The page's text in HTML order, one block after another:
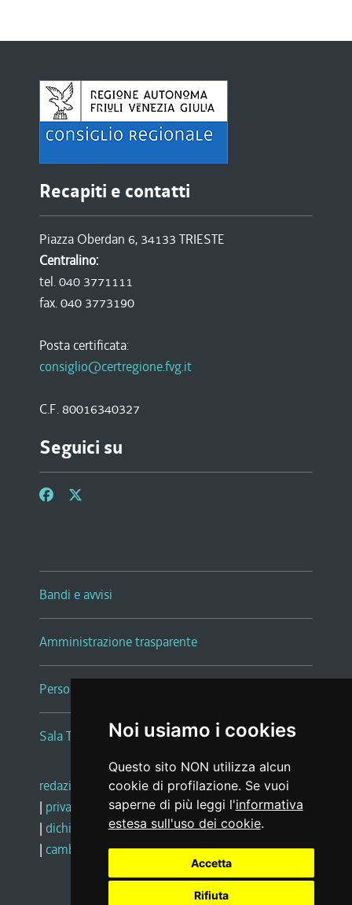
Noi usiamo i cookies
Questo sito NON utilizza alcun
cookie di profilazione. Se vuoi
saperne di più leggi l'informativa
estesa sull'uso dei cookie.
Accetta
Rifiuta
Recapiti e contatti
Piazza Oberdan 6, 34133 TRIESTE
Centralino:
tel. 040 3771111
fax. 040 3773190
Posta certificata:
consiglio@certregione.fvg.it
C.F. 80016340327
Seguici su
Bandi e avvisi
Amministrazione trasparente
Persone e Uffici
Sala Tiziano Tessitori
redazione web |note legali |glossario
| privacy
social media policy
| dichiarazione di accessibilità |feedback
| cambio preferenze cookie